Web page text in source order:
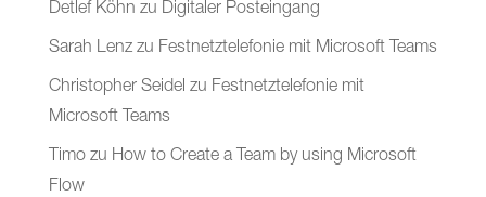
Detlef Köhn zu Digitaler Posteingang
Sarah Lenzzu Festnetztelefonie mit Microsoft Teams
Christopher Seidel zu Festnetztelefonie mit
Microsoft Teams
Timozu How to Create a Team by using Microsoft
Flow